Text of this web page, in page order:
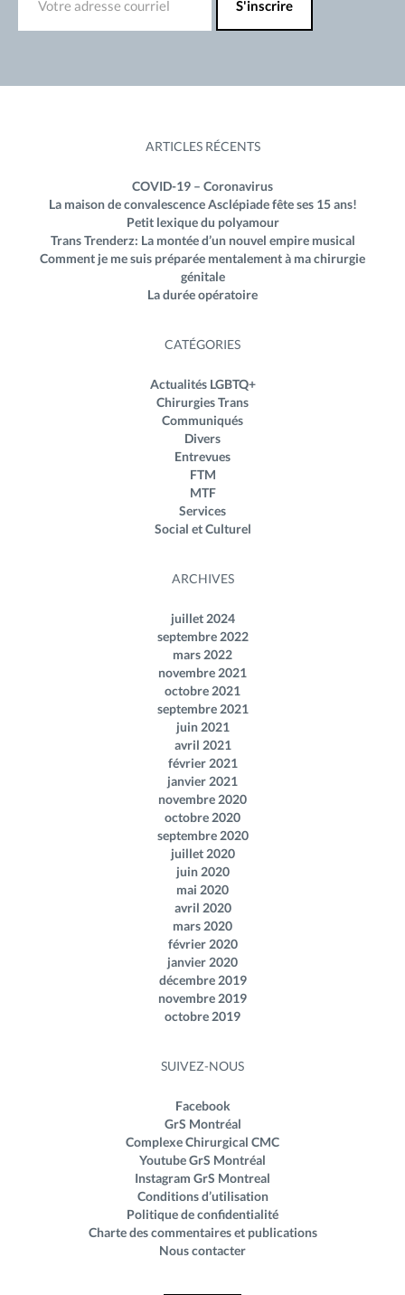
ARTICLES RÉCENTS
COVID-19 – Coronavirus
La maison de convalescence Asclépiade fête ses 15 ans!
Petit lexique du polyamour
Trans Trenderz: La montée d’un nouvel empire musical
Comment je me suis préparée mentalement à ma chirurgie
génitale
La durée opératoire
CATÉGORIES
Actualités LGBTQ+
Chirurgies Trans
Communiqués
Divers
Entrevues
FTM
MTF
Services
Social et Culturel
ARCHIVES
juillet 2024
septembre 2022
mars 2022
novembre 2021
octobre 2021
septembre 2021
juin 2021
avril 2021
février 2021
janvier 2021
novembre 2020
octobre 2020
septembre 2020
juillet 2020
juin 2020
mai 2020
avril 2020
mars 2020
février 2020
janvier 2020
décembre 2019
novembre 2019
octobre 2019
SUIVEZ-NOUS
Facebook
GrS Montréal
Complexe Chirurgical CMC
Youtube GrS Montréal
Instagram GrS Montreal
Conditions d’utilisation
Politique de confidentialité
Charte des commentaires et publications
Nous contacter